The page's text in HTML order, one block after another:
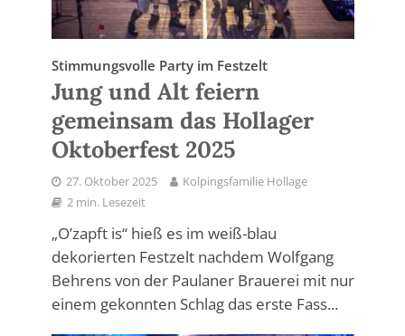
Stimmungsvolle Party im Festzelt
Jung und Alt feiern
gemeinsam das Hollager
Oktoberfest 2025
27. Oktober 2025
Kolpingsfamilie Hollage
2 min. Lesezeit
„O’zapft is“ hieß es im weiß-blau
dekorierten Festzelt nachdem Wolfgang
Behrens von der Paulaner Brauerei mit nur
einem gekonnten Schlag das erste Fass...